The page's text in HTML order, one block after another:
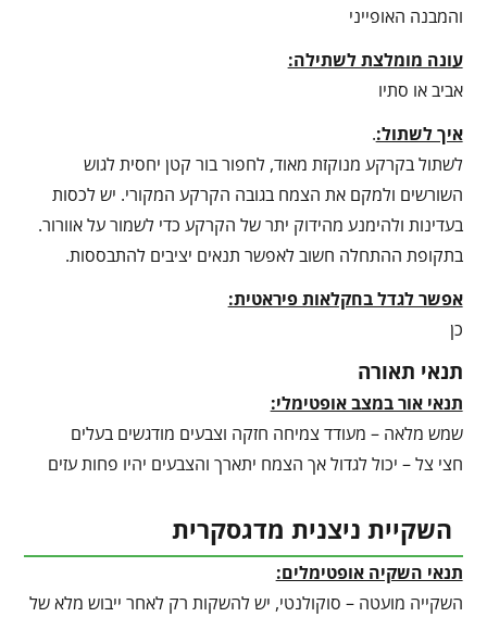
והמבנה האופייני
עונה מומלצת לשתילה:
אביב או סתיו
איך לשתול:.
לשתול בקרקע מנוקזת מאוד, לחפור בור קטן יחסית לגוש
השורשים ולמקם את הצמח בגובה הקרקע המקורי. יש לכסות
בעדינות ולהימנע מהידוק יתר של הקרקע כדי לשמור על אוורור.
בתקופת ההתחלה חשוב לאפשר תנאים יציבים להתבססות.
אפשר לגדל בחקלאות פיראטית:
כן
תנאי תאורה
תנאי אור במצב אופטימלי:
שמש מלאה – מעודד צמיחה חזקה וצבעים מודגשים בעלים
חצי צל – יכול לגדול אך הצמח יתארך והצבעים יהיו פחות עזים
השקיית ניצנית מדגסקרית
תנאי השקיה אופטימלים:
השקייה מועטה – סוקולנטי, יש להשקות רק לאחר ייבוש מלא של